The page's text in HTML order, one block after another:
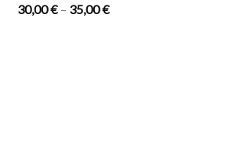
30,00€– 35,00€